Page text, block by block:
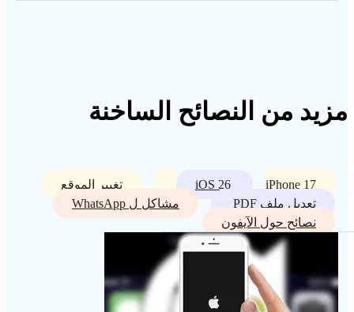
مزيد من النصائح الساخنة
iOS 26 iPhone 17
تغيير الموقع
تعديل ملف PDF
مشاكل ل WhatsApp
نصائح حول الآيفون